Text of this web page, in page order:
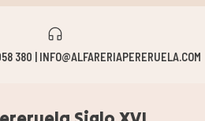
INFO@ALFARERIAPERERUELA.COM